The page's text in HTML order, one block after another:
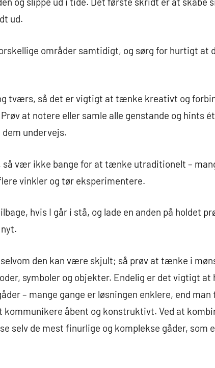
ud.
områder samtidigt, og sørg for hurtigt at
tværs, så det er vigtigt at tænke kreativt og
at notere eller samle alle genstande og hints
undervejs.
så vær ikke bange for at tænke utraditionelt –
vinkler og tør eksperimentere.
hvis I går i stå, og lade en anden på holdet
den kan være skjult; så prøv at tænke i
symboler og objekter. Endelig er det vigtigt at
– mange gange er løsningen enklere, end man
kommunikere åbent og konstruktivt. Ved at
selv de mest finurlige og komplekse gåder, som